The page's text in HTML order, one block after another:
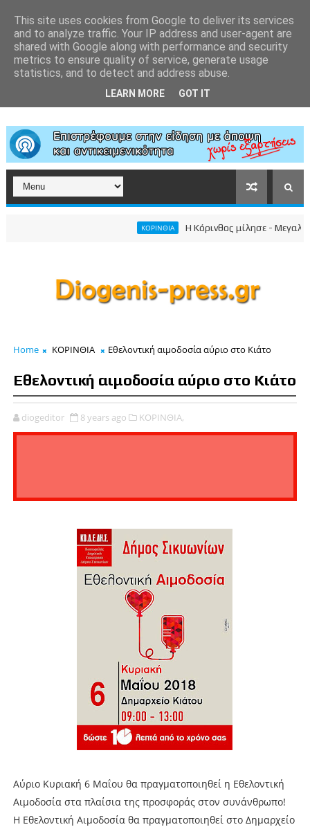
ΚΟΡΙΝΘΙΑ Η Κόρινθος μίλησε -
Home ΚΟΡΙΝΘΙΑ Εθελοντική αιμοδοσία αύριο στο Κιάτο
Εθελοντική αιμοδοσία αύριο στο Κιάτο
diogeditor 8 years ago ΚΟΡΙΝΘΙΑ,
Αύριο Κυριακή 6 Μαΐου θα πραγματοποιηθεί η Εθελοντική
Αιμοδοσία στα πλαίσια της προσφοράς στον συνάνθρωπο!
Η Εθελοντική Αιμοδοσία θα πραγματοποιηθεί στο Δημαρχείο
This site uses cookies from Google to deliver its services
and to analyze traffic. Your IP address and user-agent are
shared with Google along with performance and security
metrics to ensure quality of service, generate usage
statistics, and to detect and address abuse.
LEARN MORE GOT IT